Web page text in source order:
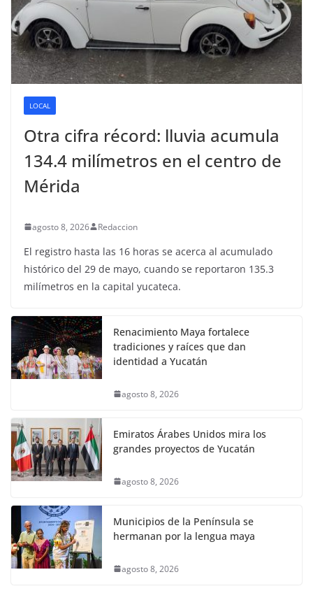
LOCAL
Otra cifra récord: lluvia acumula
134.4 milímetros en el centro de
Mérida
agosto 8, 2026 Redaccion
El registro hasta las 16 horas se acerca al acumulado
histórico del 29 de mayo, cuando se reportaron 135.3
milímetros en la capital yucateca.
Renacimiento Maya fortalece
tradiciones y raíces que dan
identidad a Yucatán
agosto 8, 2026
Emiratos Árabes Unidos mira los
grandes proyectos de Yucatán
agosto 8, 2026
Municipios de la Península se
hermanan por la lengua maya
agosto 8, 2026